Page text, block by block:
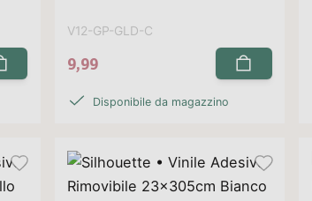
V12-GP-GLD-C
9,99
Disponibile da magazzino